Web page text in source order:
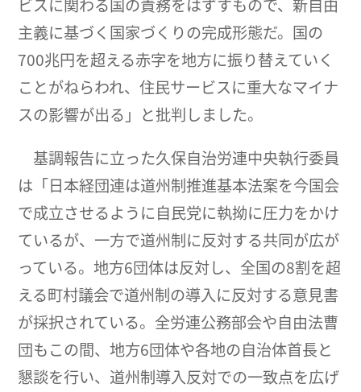
ビスに関わる国の責務をはずすもので、新自由
主義に基づく国家づくりの完成形態だ。国の
700兆円を超える赤字を地方に振り替えていく
ことがねらわれ、住民サービスに重大なマイナ
スの影響が出る」と批判しました。
基調報告に立った久保自治労連中央執行委員
は「日本経団連は道州制推進基本法案を今国会
で成立させるように自民党に執拗に圧力をかけ
ているが、一方で道州制に反対する共同が広が
っている。地方6団体は反対し、全国の8割を超
える町村議会で道州制の導入に反対する意見書
が採択されている。全労連公務部会や自由法曹
団もこの間、地方6団体や各地の自治体首長と
懇談を行い、道州制導入反対での一致点を広げ